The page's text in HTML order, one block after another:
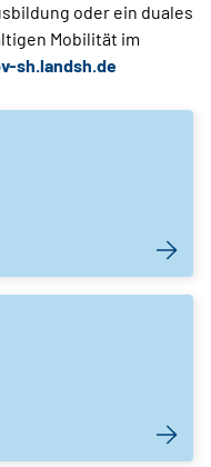
oder ein duales
Mobilität im
sh.landsh.de